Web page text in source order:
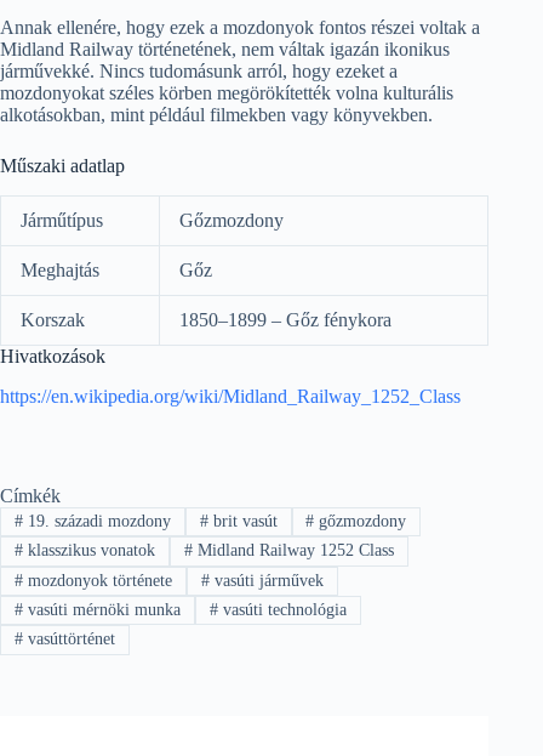
Annak ellenére, hogy ezek a mozdonyok fontos részei voltak a
Midland Railway történetének, nem váltak igazán ikonikus
járművekké. Nincs tudomásunk arról, hogy ezeket a
mozdonyokat széles körben megörökítették volna kulturális
alkotásokban, mint például filmekben vagy könyvekben.
Műszaki adatlap
Járműtípus Gőzmozdony
Meghajtás Gőz
Korszak
1850–1899 – Gőz fénykora
Hivatkozások
https://en.wikipedia.org/wiki/Midland_Railway_1252_Class
Címkék
#19. századi mozdony #brit vasút # gőzmozdony
#klasszikus vonatok #Midland Railway 1252 Class
#mozdonyok története #vasúti járművek
#vasúti mérnöki munka #vasúti technológia
#vasúttörténet